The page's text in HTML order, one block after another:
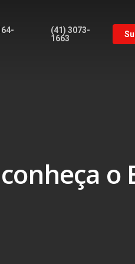
(41) 3073-
1663
o